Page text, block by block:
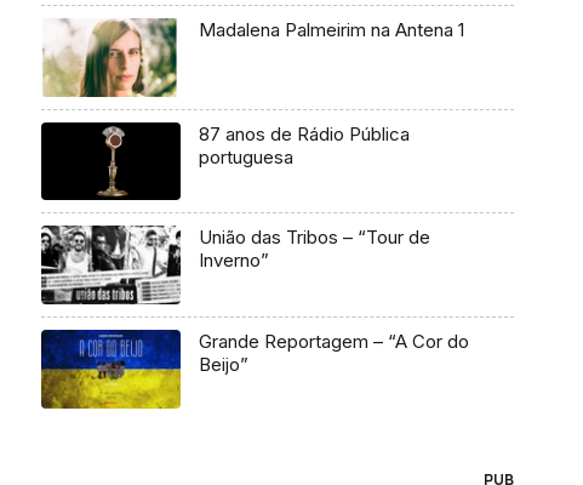
Madalena Palmeirim na Antena 1
87 anos de Rádio Pública
portuguesa
União das Tribos – “Tour de
Inverno”
Grande Reportagem – “A Cor do
Beijo”
PUB